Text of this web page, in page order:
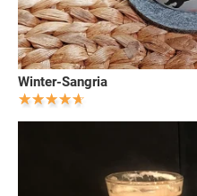
Winter-Sangria